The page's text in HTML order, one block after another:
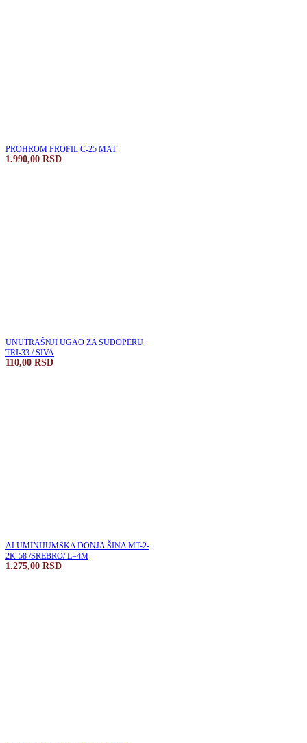
PROHROM PROFIL C-25 MAT
1.990,00 RSD
UNUTRAŠNJI UGAO ZA SUDOPERU
TRI-33 / SIVA
110,00 RSD
ALUMINIJUMSKA DONJA ŠINA MT-2-
2K-58 /SREBRO/ L=4M
1.275,00 RSD